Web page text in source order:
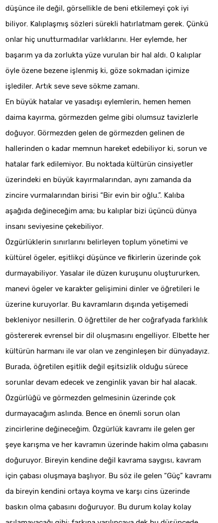
düşünce ile değil, görsellikle de beni etkilemeyi çok iyi
biliyor. Kalıplaşmış sözleri sürekli hatırlatmam gerek. Çünkü
onlar hiç unutturmadılar varlıklarını. Her eylemde, her
başarım ya da zorlukta yüze vurulan bir hal aldı. O kalıplar
öyle özene bezene işlenmiş ki, göze sokmadan içimize
işlediler. Artık seve seve sökme zamanı.
En büyük hatalar ve yasadışı eylemlerin, hemen hemen
daima kayırma, görmezden gelme gibi olumsuz tavizlerle
doğuyor. Görmezden gelen de görmezden gelinen de
hallerinden o kadar memnun hareket edebiliyor ki, sorun ve
hatalar fark edilemiyor. Bu noktada kültürün cinsiyetler
üzerindeki en büyük kayırmalarından, aynı zamanda da
zincire vurmalarından birisi “Bir evin bir oğlu.”. Kalıba
aşağıda değineceğim ama; bu kalıplar bizi üçüncü dünya
insanı seviyesine çekebiliyor.
Özgürlüklerin sınırlarını belirleyen toplum yönetimi ve
kültürel ögeler, eşitlikçi düşünce ve fikirlerin üzerinde çok
durmayabiliyor. Yasalar ile düzen kuruşunu oluştururken,
manevi ögeler ve karakter gelişimini dinler ve öğretileri le
üzerine kuruyorlar. Bu kavramların dışında yetişemedi
bekleniyor nesillerin. O öğrettiler de her coğrafyada farklılık
göstererek evrensel bir dil oluşmasını engelliyor. Elbette her
kültürün harmanı ile var olan ve zenginleşen bir dünyadayız.
Burada, öğretilen eşitlik değil eşitsizlik olduğu sürece
sorunlar devam edecek ve zenginlik yavan bir hal alacak.
Özgürlüğü ve görmezden gelmesinin üzerinde çok
durmayacağım aslında. Bence en önemli sorun olan
zincirlerine değineceğim. Özgürlük kavramı ile gelen ger
şeye karışma ve her kavramın üzerinde hakim olma çabasını
doğuruyor. Bireyin kendine değil kavrama saygısı, kavram
için çabası oluşmaya başlıyor. Bu söz ile gelen “Güç” kavramı
da bireyin kendini ortaya koyma ve karşı cins üzerinde
baskın olma çabasını doğuruyor. Bu durum kolay kolay